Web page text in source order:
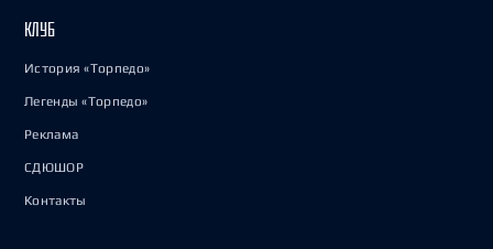
КЛУБ
История «Торпедо»
Легенды «Торпедо»
Реклама
СДЮШОР
Контакты